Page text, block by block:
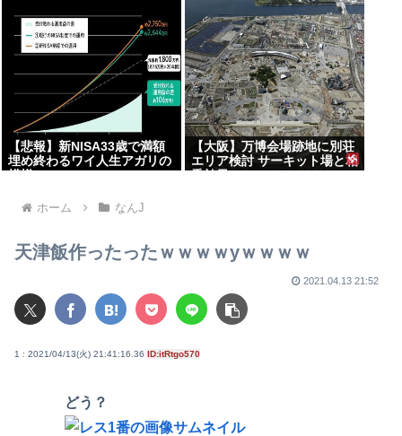
【悲報】新NISA33歳で満額
埋め終わるワイ人生アガリの
模様
【大阪】万博会場跡地に別荘
エリア検討 サーキット場と相
乗効果
ホーム なんJ
天津飯作ったったｗｗｗｗyｗｗｗｗ
2021.04.13 21:52
1 : 2021/04/13(火) 21:41:16.36 ID:itRtgo570
どう？